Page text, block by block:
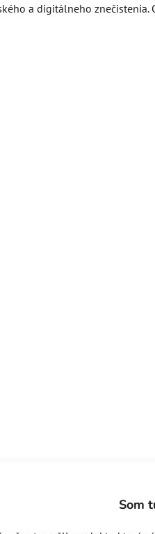
a digitálneho
Som